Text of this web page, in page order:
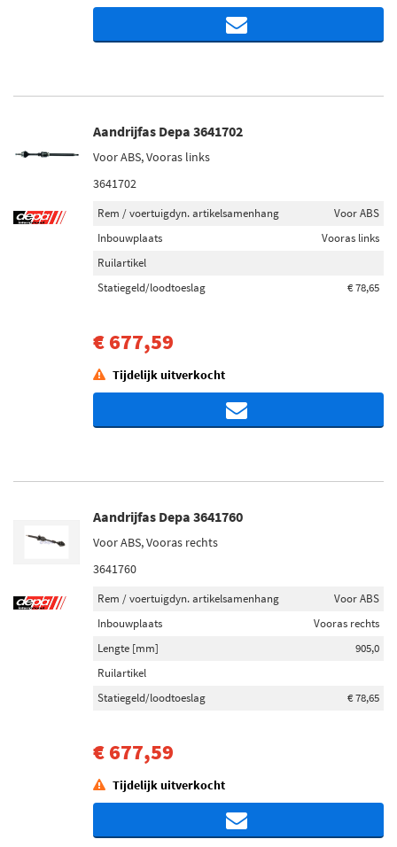
Aandrijfas Depa 3641702
Voor ABS, Vooras links
3641702
Rem / voertuigdyn. artikelsamenhang
Voor ABS
Inbouwplaats
Vooras links
Ruilartikel
Statiegeld/loodtoeslag
€ 78,65
€ 677,59
Tijdelijk uitverkocht
Aandrijfas Depa 3641760
Voor ABS, Vooras rechts
3641760
Rem / voertuigdyn. artikelsamenhang
Voor ABS
Inbouwplaats
Vooras rechts
Lengte [mm]
905,0
Ruilartikel
Statiegeld/loodtoeslag
€ 78,65
€ 677,59
Tijdelijk uitverkocht